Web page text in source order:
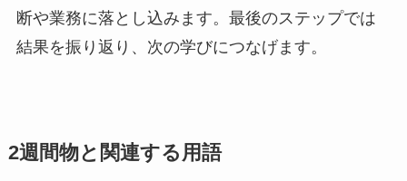
断や業務に落とし込みます。最後のステップでは
結果を振り返り、次の学びにつなげます。
2週間物と関連する用語